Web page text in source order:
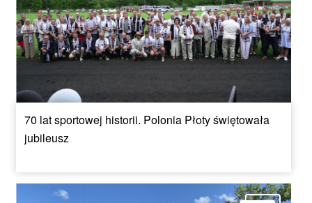
70 lat sportowej historii. Polonia Płoty świętowała
jubileusz